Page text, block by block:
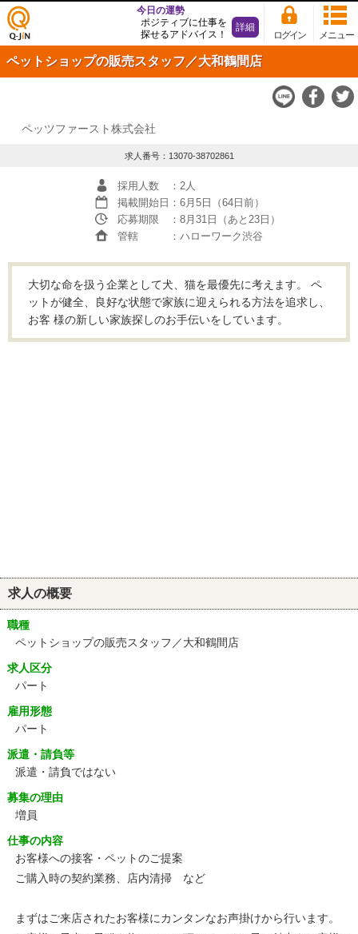
仕事
探し
の求
Q-JiN
メニュー
ログイン
今日の運勢
ポジティブに仕事を
探せるアドバイス！
詳細
ペットショップの販売スタッフ／大和鶴間店
ペッツファースト株式会社
求人番号：13070-38702861
採用人数
：2人
掲載開始日 ：6月5日（64日前）
応募期限
：8月31日（あと23日）
管轄
：ハローワーク渋谷
大切な命を扱う企業として犬、猫を最優先に考えます。 ペ
ットが健全、良好な状態で家族に迎えられる方法を追求し、
お客 様の新しい家族探しのお手伝いをしています。
求人の概要
職種
ペットショップの販売スタッフ／大和鶴間店
求人区分
パート
雇用形態
パート
派遣・請負等
派遣・請負ではない
募集の理由
増員
仕事の内容
お客様への接客・ペットのご提案
ご購入時の契約業務、店内清掃 など
まずはご来店されたお客様にカンタンなお声掛けから行います。